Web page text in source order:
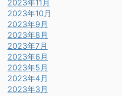
2023年11月
2023年10月
2023年9月
2023年8月
2023年7月
2023年6月
2023年5月
2023年4月
2023年3月